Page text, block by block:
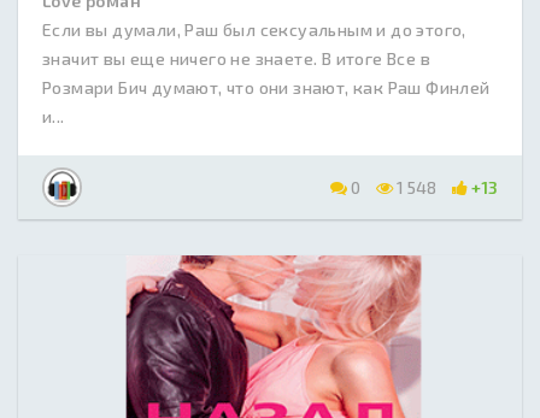
Если вы думали, Раш был сексуальным и до этого,
значит вы еще ничего не знаете. В итоге Все в
Розмари Бич думают, что они знают, как Раш Финлей
и...
0 1 548 +13